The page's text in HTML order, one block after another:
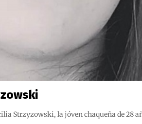
Strzyzowski, la jóven chaqueña de 28